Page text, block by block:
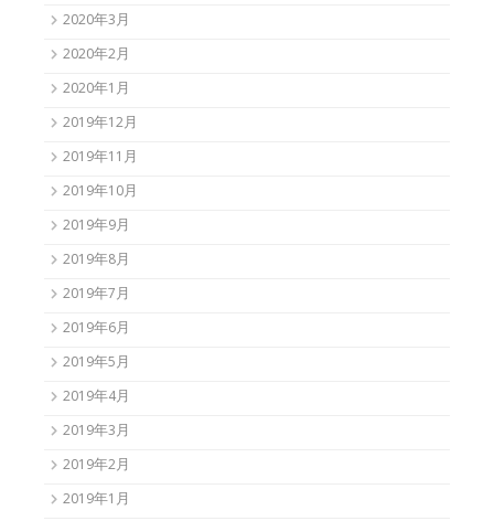
2020年3月
2020年2月
2020年1月
2019年12月
2019年11月
2019年10月
2019年9月
2019年8月
2019年7月
2019年6月
2019年5月
2019年4月
2019年3月
2019年2月
2019年1月